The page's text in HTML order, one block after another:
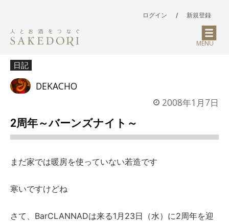
ログイン / 新規登録
MENU
日記
DEKACHO
2008年1月7日
2周年～バーンズナイト～
まだ家では暖房を使っていない若造です
寒いですけどね
さて、BarCLANNADは来る1月23日（水）に2周年を迎